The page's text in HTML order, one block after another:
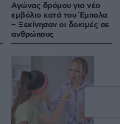
Αγώνας δρόμου για νέο
εμβόλιο κατά του Έμπολα
– Ξεκίνησαν οι δοκιμές σε
ανθρώπους